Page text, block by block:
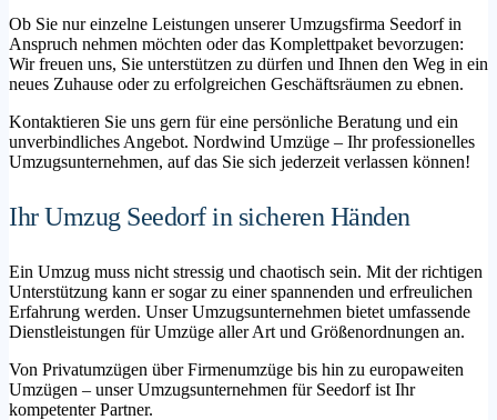
Ob Sie nur einzelne Leistungen unserer Umzugsfirma Seedorf in
Anspruch nehmen möchten oder das Komplettpaket bevorzugen:
Wir freuen uns, Sie unterstützen zu dürfen und Ihnen den Weg in ein
neues Zuhause oder zu erfolgreichen Geschäftsräumen zu ebnen.
Kontaktieren Sie uns gern für eine persönliche Beratung und ein
unverbindliches Angebot. Nordwind Umzüge – Ihr professionelles
Umzugsunternehmen, auf das Sie sich jederzeit verlassen können!
Ihr Umzug Seedorf in sicheren Händen
Ein Umzug muss nicht stressig und chaotisch sein. Mit der richtigen
Unterstützung kann er sogar zu einer spannenden und erfreulichen
Erfahrung werden. Unser Umzugsunternehmen bietet umfassende
Dienstleistungen für Umzüge aller Art und Größenordnungen an.
Von Privatumzügen über Firmenumzüge bis hin zu europaweiten
Umzügen – unser Umzugsunternehmen für Seedorf ist Ihr
kompetenter Partner.